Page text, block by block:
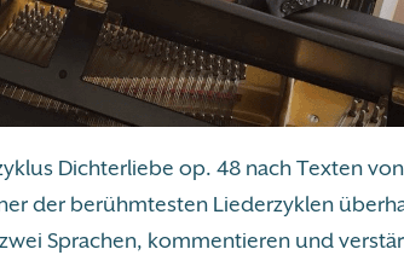
Dichterliebe op. 48 nach Texten
der berühmtesten Liederzyklen
Sprachen, kommentieren und